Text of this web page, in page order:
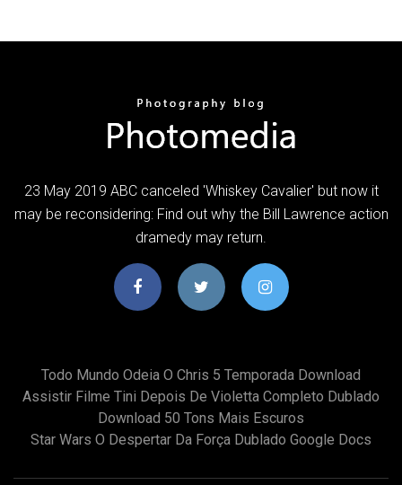
23 May 2019 ABC canceled 'Whiskey Cavalier' but now it
may be reconsidering: Find out why the Bill Lawrence action
dramedy may return.
Todo Mundo Odeia O Chris 5 Temporada Download
Assistir Filme Tini Depois De Violetta Completo Dublado
Download 50 Tons Mais Escuros
Star Wars O Despertar Da Força Dublado Google Docs